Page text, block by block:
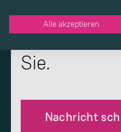
Nehmen
uns auf.
Sie.
Nachricht
Alle akzeptieren